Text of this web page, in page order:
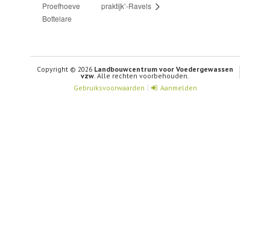
Proefhoeve
Bottelare
praktijk’-Ravels
Copyright © 2026 Landbouwcentrum voor Voedergewassen
vzw. Alle rechten voorbehouden.
Gebruiksvoorwaarden
Aanmelden